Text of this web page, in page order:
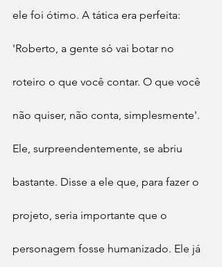
ele foi ótimo. A tática era perfeita:
'Roberto, a gente só vai botar no
roteiro o que você contar. O que você
não quiser, não conta, simplesmente'.
Ele, surpreendentemente, se abriu
bastante. Disse a ele que, para fazer o
projeto, seria importante que o
personagem fosse humanizado. Ele já